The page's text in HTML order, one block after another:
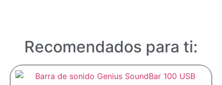
Recomendados para ti: